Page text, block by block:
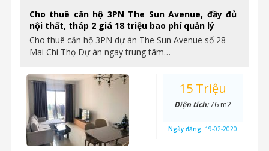
Cho thuê căn hộ 3PN The Sun Avenue, đầy đủ
nội thất, tháp 2 giá 18 triệu bao phí quản lý
Cho thuê căn hộ 3PN dự án The Sun Avenue số 28
Mai Chí Thọ Dự án ngay trung tâm…
15 Triệu
Diện tích:76 m2
Ngày đăng: 19-02-2020